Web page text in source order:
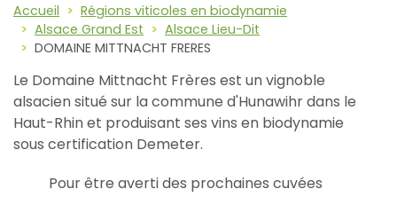
Accueil
Régions viticoles en biodynamie
Alsace Grand Est
Alsace Lieu-Dit
DOMAINE MITTNACHT FRERES
Le Domaine Mittnacht Frères est un vignoble
alsacien situé sur la commune d'Hunawihr dans le
Haut-Rhin et produisant ses vins en biodynamie
sous certification Demeter.
Pour être averti des prochaines cuvées